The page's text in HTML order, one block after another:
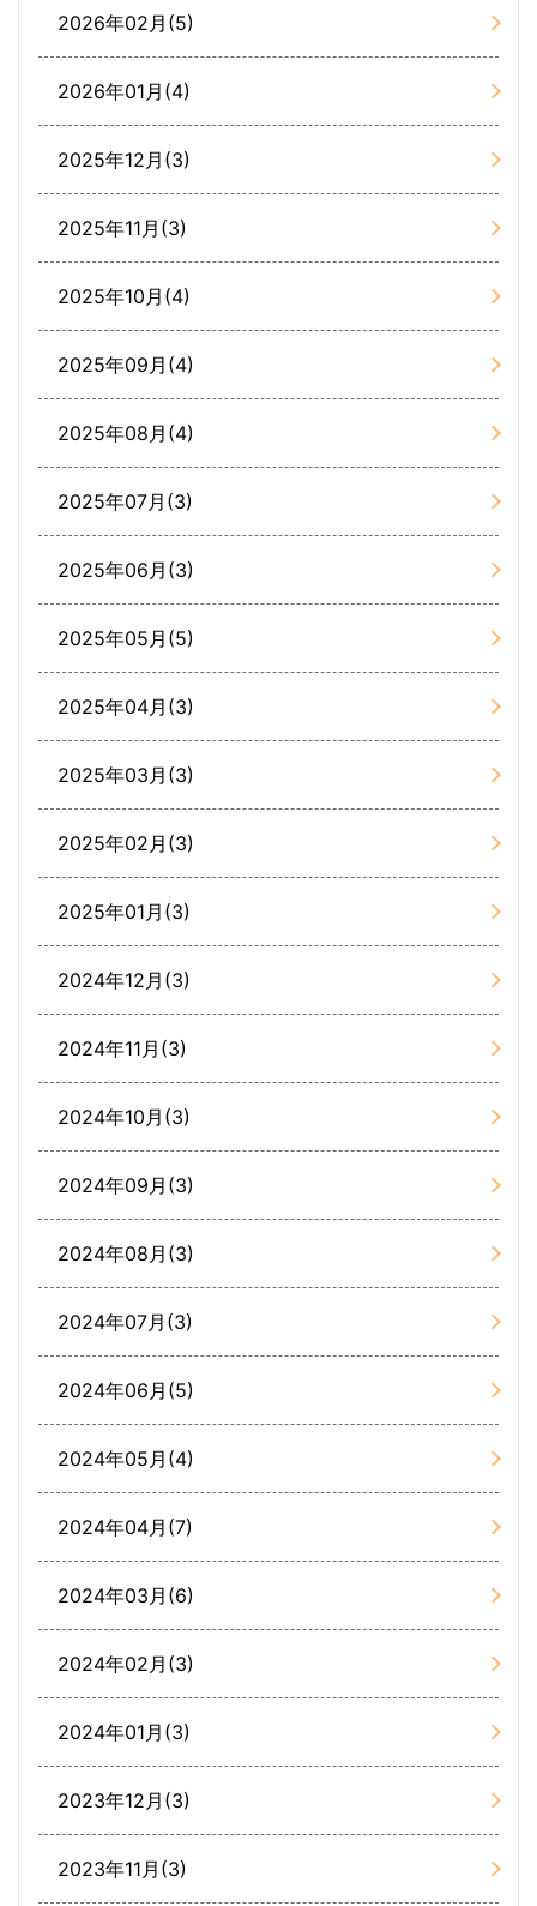
2026年02月(5)
2026年01月(4)
2025年12月(3)
2025年11月(3)
2025年10月(4)
2025年09月(4)
2025年08月(4)
2025年07月(3)
2025年06月(3)
2025年05月(5)
2025年04月(3)
2025年03月(3)
2025年02月(3)
2025年01月(3)
2024年12月(3)
2024年11月(3)
2024年10月(3)
2024年09月(3)
2024年08月(3)
2024年07月(3)
2024年06月(5)
2024年05月(4)
2024年04月(7)
2024年03月(6)
2024年02月(3)
2024年01月(3)
2023年12月(3)
2023年11月(3)